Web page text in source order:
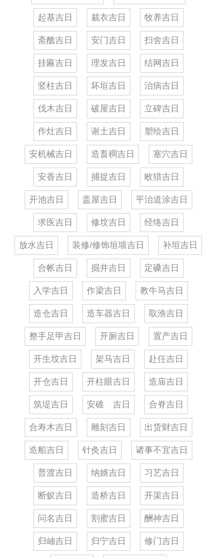
起基吉日 裁衣吉日 牧养吉日
斋醮吉日 安门吉日 扫舍吉日
挂匾吉日 理发吉日 结网吉日
竖柱吉日 坏垣吉日 治病吉日
伐木吉日 破屋吉日 立碑吉日
作灶吉日 谢土吉日 塑绘吉日
安机械吉日 造畜稠吉日 塞穴吉日
安香吉日 捕捉吉日 畋猎吉日
开池吉日 盖屋吉日 平治道涂吉日
求医吉日 修坟吉日 经络吉日
放水吉日 装修/修饰垣墙吉日 补垣吉日
合帐吉日 掘井吉日 定磉吉日
入学吉日 作梁吉日 教牛马吉日
造仓吉日 造车器吉日 取渔吉日
整手足甲吉日 开厕吉日 置产吉日
开生坟吉日 架马吉日 赴任吉日
开仓吉日 开柱眼吉日 造庙吉日
筑堤吉日 安碓 吉日 合脊吉日
合寿木吉日 雕刻吉日 出货财吉日
造船吉日 针灸吉日 诸事不宜吉日
普渡吉日 纳婿吉日 习艺吉日
断蚁吉日 造桥吉日 开渠吉日
问名吉日 割蜜吉日 酬神吉日
归岫吉日 归宁吉日 修门吉日